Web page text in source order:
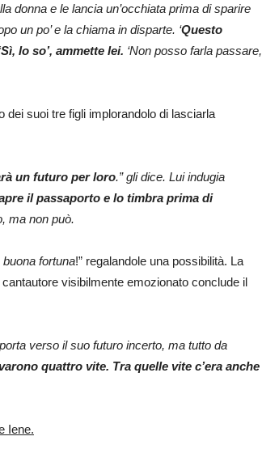
donna e le lancia un’occhiata prima di sparire
un po’ e la chiama in disparte. ‘Questo
lo so’, ammette lei. ‘Non posso farla passare,
dei suoi tre figli implorandolo di lasciarla
un futuro per loro.” gli dice. Lui indugia
il passaporto e lo timbra prima di
ma non può.
buona fortuna!” regalandole una possibilità. La
visibilmente emozionato conclude il
verso il suo futuro incerto, ma tutto da
quattro vite. Tra quelle vite c’era anche
Iene.